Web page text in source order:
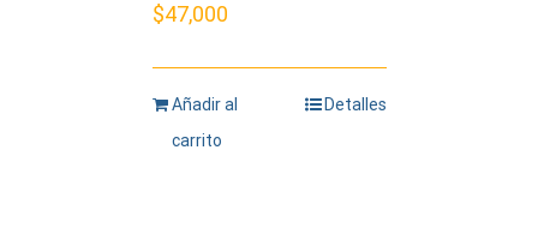
$47,000
Añadir al
carrito
Detalles